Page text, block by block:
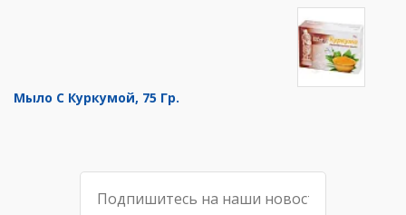
Мыло С Куркумой, 75 Гр.